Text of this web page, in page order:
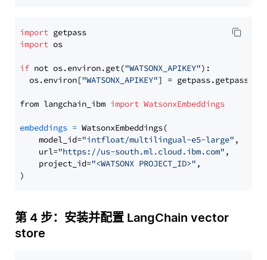
import
import os
if not os.environ.get("WATSONX_APIKEY"):
  os.environ[
"WATSONX_APIKEY"] = getpass.getpass(
from langchain_ibm import WatsonxEmbeddings
embeddings = WatsonxEmbeddings(
    model_id=
"intfloat/multilingual-e5-large" ,
    url=
"https://us-south.ml.cloud.ibm.com" ,
    project_id=
"<WATSONX PROJECT_ID>" ,
第 4 步：安装并配置 LangChain vector
store